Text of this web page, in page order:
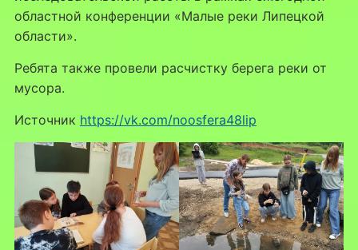
областной конференции «Малые реки Липецкой
области».
Ребята также провели расчистку берега реки от
мусора.
Источник https://vk.com/noosfera48lip